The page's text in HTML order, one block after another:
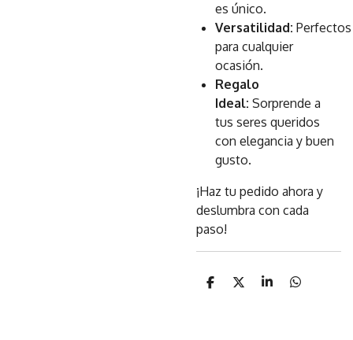
es único.
Versatilidad: Perfectos
para cualquier
ocasión.
Regalo
Ideal: Sorprende a
tus seres queridos
con elegancia y buen
gusto.
¡Haz tu pedido ahora y
deslumbra con cada
paso!
C
C
C
C